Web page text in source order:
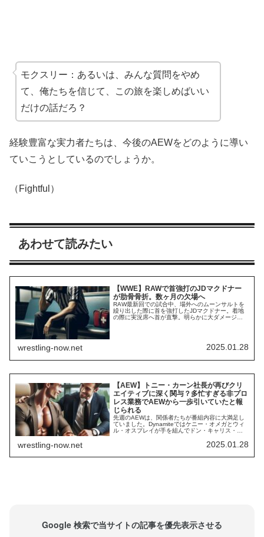
モクスリー：あるいは、みんな質問をやめ
て、俺たちを信じて、この旅を楽しめばいい
だけの話だろ？
経験豊富な実力者たちは、今後のAEWをどのように導い
ていこうとしているのでしょうか。
（Fightful）
あわせて読みたい
【WWE】RAWで首強打のJDマクドナー
が肋骨骨折。数ヶ月の欠場へ
RAW最新回での試合中、場外へのムーンサルトを
繰り出した際に首を強打したJDマクドナー。着地
の際に実況席へ首が直撃。明らかに大ダメージを
wrestling-now.net 2025.01.28
【AEW】トニー・カーン社長が再びクリ
エイティブに深く関与？多忙すぎる非プロ
レス業務でAEWから一歩引いていたと報
じられる
先週のAEWは、関係者たちが番組内容に大満足し
ていました。Dynamiteではケニー・オメガとウィ
ル・オスプレイが手を組んでドン・キャリス・フ
ニー・ストームが復活しました。Fightfulによれ
足する声が多く、士気が上がっているそうです。
wrestling-now.net 2025.01.28
Google 検索で当サイトの記事を優先表示させる